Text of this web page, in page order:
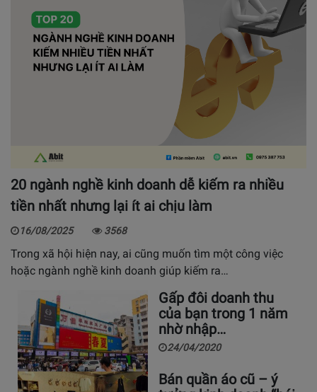
20 ngành nghề kinh doanh dễ kiếm ra nhiều
tiền nhất nhưng lại ít ai chịu làm
16/08/2025 3568
Trong xã hội hiện nay, ai cũng muốn tìm một công việc
hoặc ngành nghề kinh doanh giúp kiếm ra…
Gấp đôi doanh thu
của bạn trong 1 năm
nhờ nhập…
24/04/2020
Bán quần áo cũ – ý